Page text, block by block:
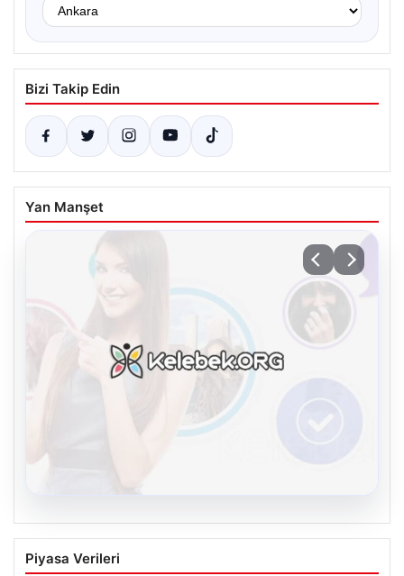
Bizi Takip Edin
Yan Manşet
Kelebek sohbet platformu İle Dijital
İletişimin Seviyeli Adresi Ve Chat
Piyasa Verileri